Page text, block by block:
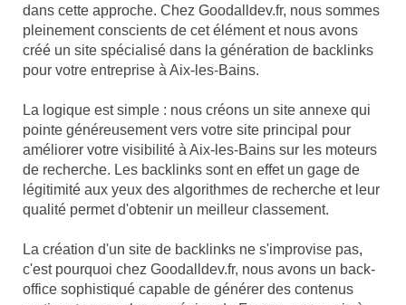
dans cette approche. Chez Goodalldev.fr, nous sommes
pleinement conscients de cet élément et nous avons
créé un site spécialisé dans la génération de backlinks
pour votre entreprise à Aix-les-Bains.
La logique est simple : nous créons un site annexe qui
pointe généreusement vers votre site principal pour
améliorer votre visibilité à Aix-les-Bains sur les moteurs
de recherche. Les backlinks sont en effet un gage de
légitimité aux yeux des algorithmes de recherche et leur
qualité permet d'obtenir un meilleur classement.
La création d'un site de backlinks ne s'improvise pas,
c'est pourquoi chez Goodalldev.fr, nous avons un back-
office sophistiqué capable de générer des contenus